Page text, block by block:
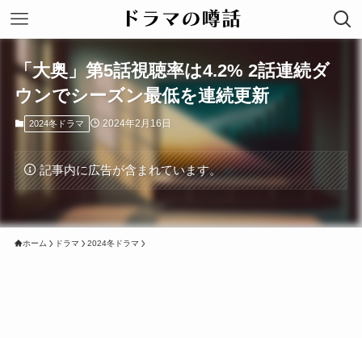
「大奥」第5話視聴率は4.2% 2話連続ダ
ウンでシーズン最低を連続更新
2024冬ドラマ 2024年2月16日
記事内に広告が含まれています。
ホーム ドラマ 2024冬ドラマ